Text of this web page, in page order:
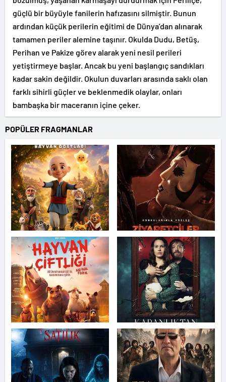
güçlü bir büyüyle fanilerin hafızasını silmiştir. Bunun
ardından küçük perilerin eğitimi de Dünya’dan alınarak
tamamen periler alemine taşınır. Okulda Dudu, Betüş,
Perihan ve Pakize görev alarak yeni nesil perileri
yetiştirmeye başlar. Ancak bu yeni başlangıç sandıkları
kadar sakin değildir. Okulun duvarları arasında saklı olan
farklı sihirli güçler ve beklenmedik olaylar, onları
bambaşka bir maceranın içine çeker.
POPÜLER FRAGMANLAR